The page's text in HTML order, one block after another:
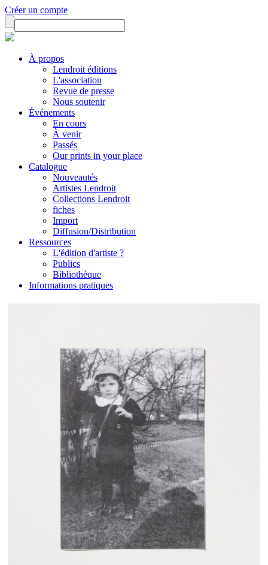
Créer un compte
À propos
Lendroit éditions
L'association
Revue de presse
Nous soutenir
Événements
En cours
À venir
Passés
Our prints in your place
Catalogue
Nouveautés
Artistes Lendroit
Collections Lendroit
fiches
Import
Diffusion/Distribution
Ressources
L'édition d'artiste ?
Publics
Bibliothèque
Informations pratiques